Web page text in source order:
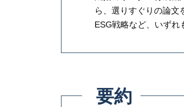
ら、選りすぐりの論文
ESG戦略など、いずれ
要約